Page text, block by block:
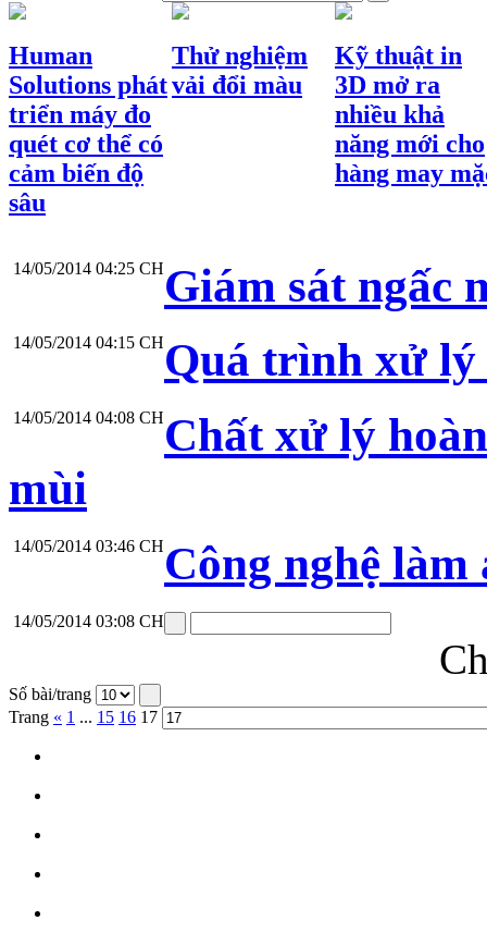
Human
Solutions phát
triển máy đo
quét cơ thể có
cảm biến độ
sâu
Thử nghiệm
vải đổi màu
Kỹ thuật in
3D mở ra
nhiều khả
năng mới cho
hàng may
14/05/2014 04:25 CHGiám sát ngấc
14/05/2014 04:15 CHQuá trình xử lý
14/05/2014 04:08 CHChất xử lý
mùi
14/05/2014 03:46 CHCông nghệ làm
14/05/2014 03:08 CH
Số bài/trang
Trang « 1 ... 15 16 17